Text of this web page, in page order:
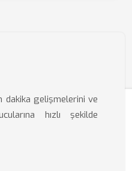
dakika gelişmelerini ve
hızlı şekilde